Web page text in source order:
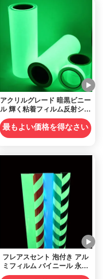
アクリルグレード 暗黒ビニー
ル 輝く粘着フィルム反射シー
ト
最もよい価格を得なさい
フレアスセント 泡付き アル
ミフィルム バイニール 永続
性粘着剤 夜光 暗闇 バイニー